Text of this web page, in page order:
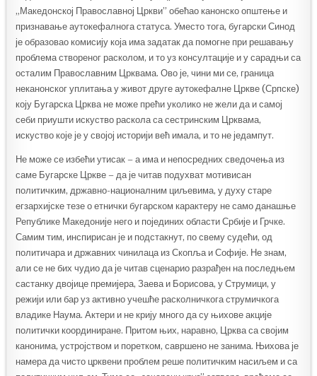
„Македонској Православној Цркви” обећао канонско општење и
признавање аутокефалнога статуса. Уместо тога, бугарски Синод
је образовао комисију која има задатак да помогне при решавању
проблема створеног расколом, и то уз консултације и у сарадњи са
осталим Православним Црквама. Ово је, чини ми се, граница
неканонског уплитања у живот друге аутокефалне Цркве (Српске)
коју Бугарска Црква не може прећи уколико не жели да и самој
себи приушти искуство раскола са сестринским Црквама,
искуство које је у својој историји већ имала, и то не једампут.
Не може се избећи утисак – а има и непосредних сведочења из
саме Бугарске Цркве – да је читав подухват мотивисан
политичким, државно-националним циљевима, у духу старе
егзархијске тезе о етнички бугарском карактеру не само данашње
Републике Македоније него и појединих области Србије и Грчке.
Самим тим, инспирисан је и подстакнут, по свему судећи, од
политичара и државних чинилаца из Скопља и Софије. Не знам,
али се не бих чудио да је читав сценарио разрађен на последњем
састанку двојице премијера, Заева и Борисова, у Струмици, у
режији или бар уз активно учешће расколничкога струмичкога
владике Наума. Актери и не крију много да су њихове акције
политички координиране. Притом њих, наравно, Црква са својим
канонима, устројством и поретком, савршено не занима. Њихова је
намера да чисто црквени проблем реше политичким насиљем и са